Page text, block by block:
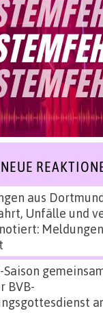
NEUE
aus
Unfälle und
Saison
BVB-